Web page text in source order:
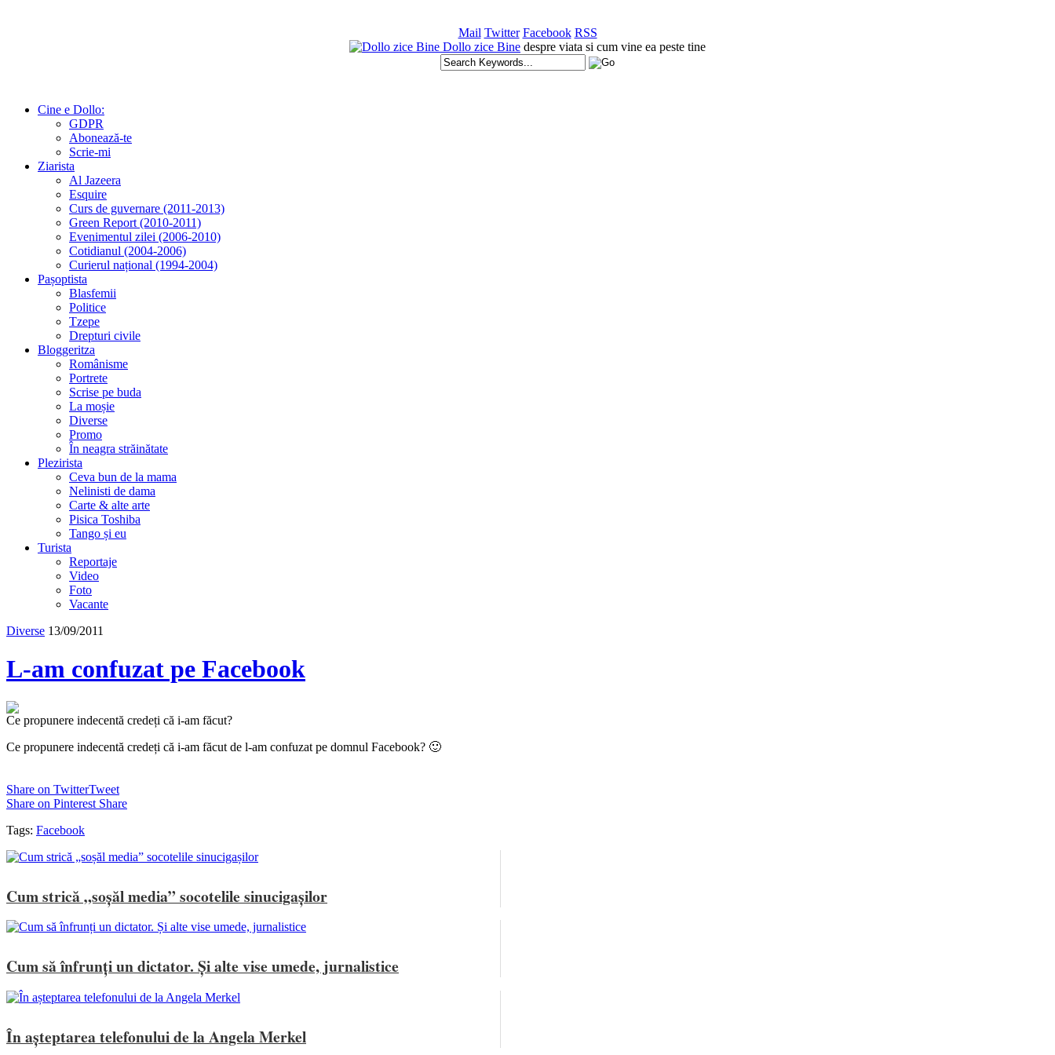
Mail Twitter Facebook RSS
Dollo zice Bine despre viata si cum vine ea peste tine
Cine e Dollo:
GDPR
Abonează-te
Scrie-mi
Ziarista
Al Jazeera
Esquire
Curs de guvernare (2011-2013)
Green Report (2010-2011)
Evenimentul zilei (2006-2010)
Cotidianul (2004-2006)
Curierul național (1994-2004)
Pașoptista
Blasfemii
Politice
Tzepe
Drepturi civile
Bloggeritza
Românisme
Portrete
Scrise pe buda
La moșie
Diverse
Promo
În neagra străinătate
Plezirista
Ceva bun de la mama
Nelinisti de dama
Carte & alte arte
Pisica Toshiba
Tango și eu
Turista
Reportaje
Video
Foto
Vacante
Diverse 13/09/2011
L-am confuzat pe Facebook
Ce propunere indecentă credeți că i-am făcut?
Ce propunere indecentă credeți că i-am făcut de l-am confuzat pe domnul Facebook? 🙂
Share on TwitterTweet
Share on Pinterest Share
Tags: Facebook
Cum strică „soșăl media” socotelile sinucigașilor
Cum să înfrunți un dictator. Și alte vise umede, jurnalistice
În așteptarea telefonului de la Angela Merkel